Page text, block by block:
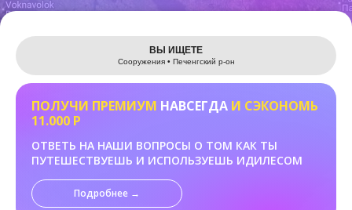
Leaflet
ВЫ ИЩЕТЕ
Сооружения • Печенгский р-он
ПОЛУЧИ ПРЕМИУМ НАВСЕГДА И СЭКОНОМЬ
11.000 Р
ОТВЕТЬ НА НАШИ ВОПРОСЫ О ТОМ КАК ТЫ
ПУТЕШЕСТВУЕШЬ И ИСПОЛЬЗУЕШЬ ИДИЛЕСОМ
Подробнее →